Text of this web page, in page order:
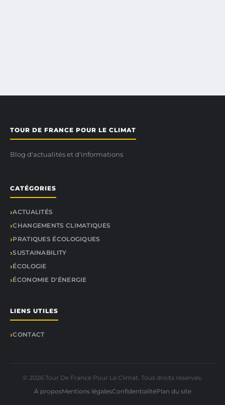
TOUR DE FRANCE POUR LE CLIMAT
Blog d'actualités et d'informations
CATÉGORIES
ACTUALITÉS
CHANGEMENTS CLIMATIQUES
PRATIQUES ÉCOLOGIQUES
SUSTAINABILITY
ÉCOLOGIE
ÉCONOMIE D'ÉNERGIE
LIENS UTILES
CONTACT
© 2026 Tour De France Pour Le Climat. Tous droits réservés.
À proposMentions légalesConfidentialitéPlan du site